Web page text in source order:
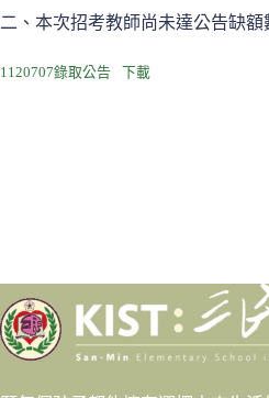
二、本次招考教師尚未達公告缺
1120707錄取公告 下載